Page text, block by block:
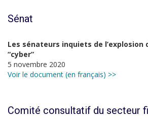
Sénat
Les sénateurs inquiets de l’explosion
“cyber”
5 novembre 2020
Voir le document (en français) >>
Comité consultatif du secteur